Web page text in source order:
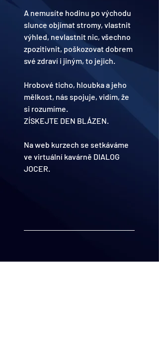
A nemusíte hodinu po východu
slunce objímat stromy, vlastnit
výhled, nevlastnit nic, všechno
zpozitivnit, poškozovat dobrem
své zdraví i jiným, to jejich.
Hrobové ticho, hloubka a jeho
mělkost, nás spojuje, vidím, že
si rozumíme.
ZÍSKEJTE DEN BLÁZEN.
Na web kurzech se setkáváme
ve virtuální kavárně DIALOG
JOCER.